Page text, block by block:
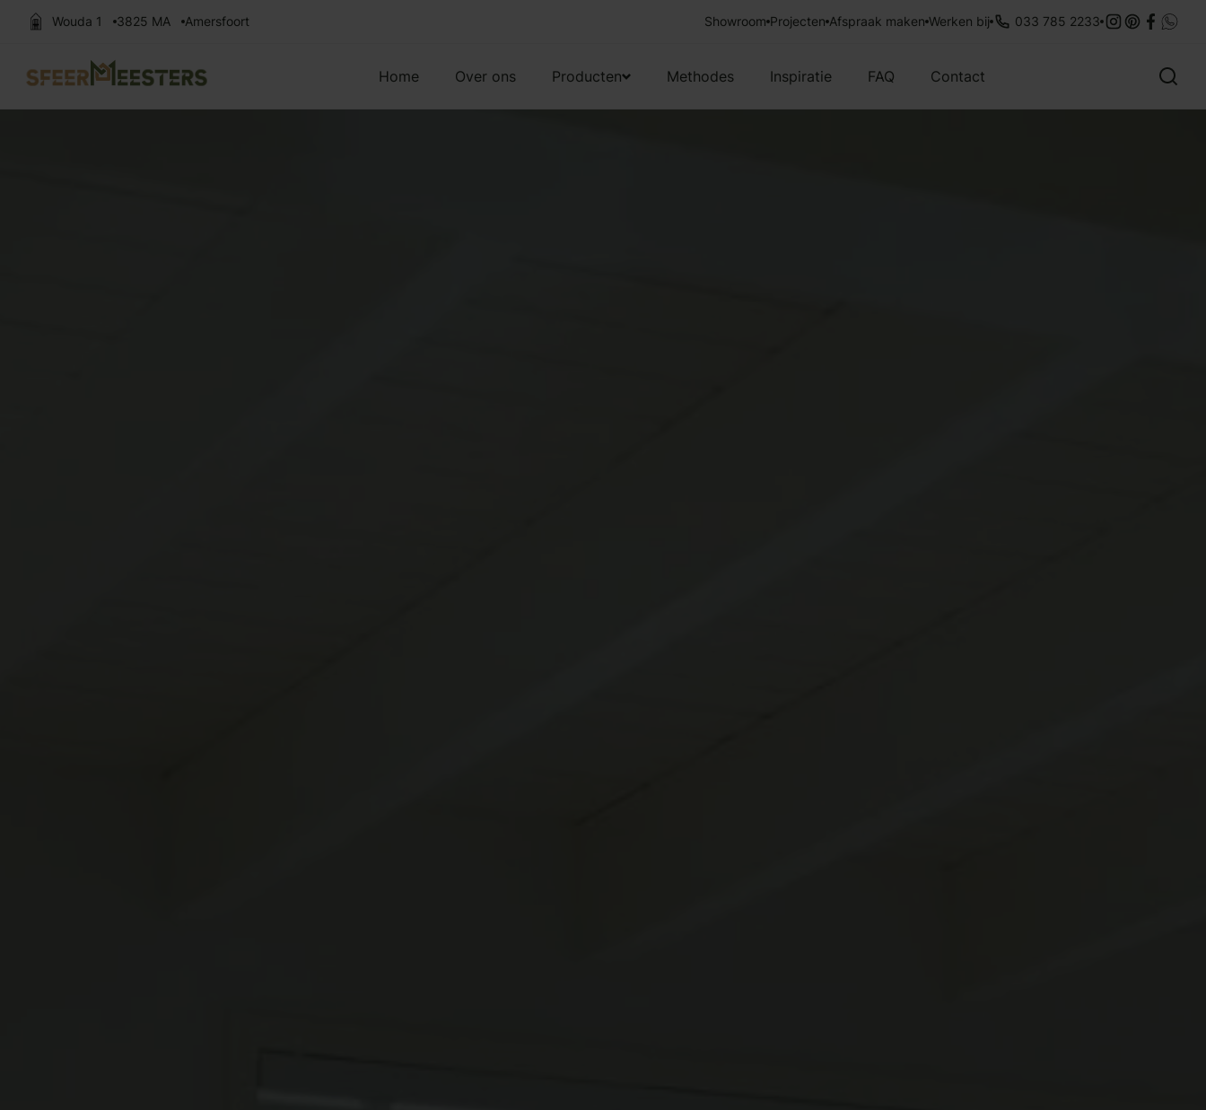
Wouda 1 3825 MA Amersfoort Vakkundige legservice 35 jaar ervaring Met aandacht
Showroom Projecten Afspraak maken Werken bij 033 785 2233
Home Over ons Producten Methodes Inspiratie FAQ Contact